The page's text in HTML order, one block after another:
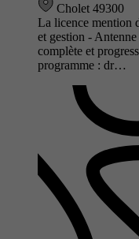
Cholet 49300
La licence mention
et gestion -
complète et
programme : dr…